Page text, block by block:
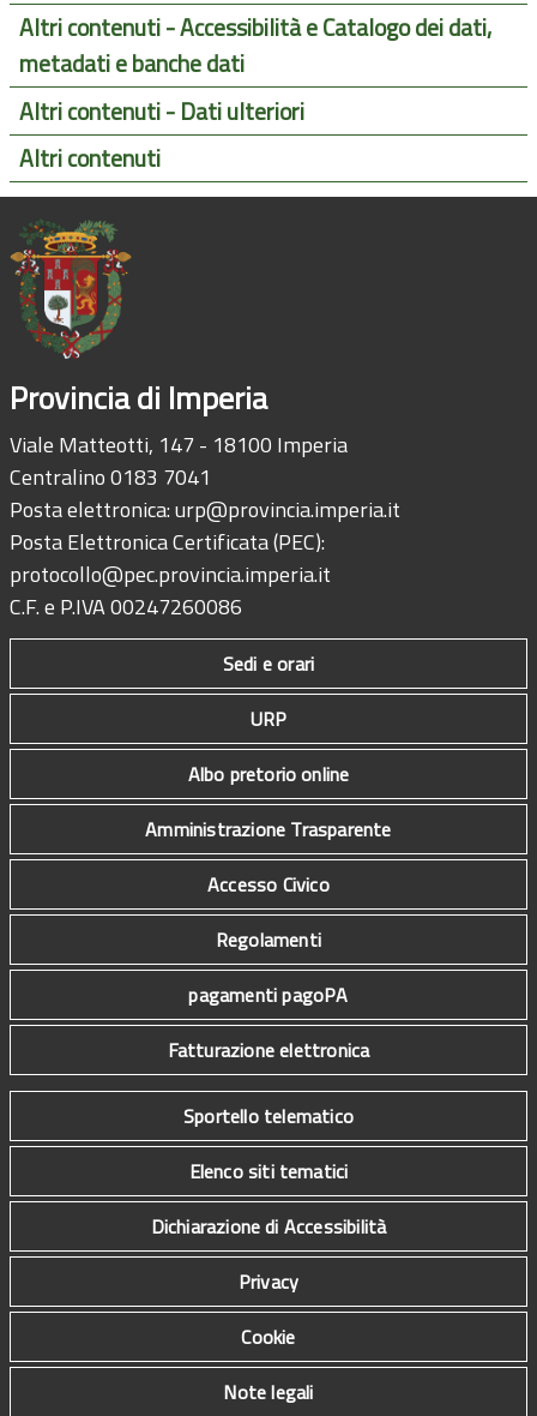
Altri contenuti - Accessibilità e Catalogo dei dati,
metadati e banche dati
Altri contenuti - Dati ulteriori
Altri contenuti
Provincia di Imperia
Viale Matteotti, 147 - 18100 Imperia
Centralino 0183 7041
Posta elettronica:urp@provincia.imperia.it
Posta Elettronica Certificata (PEC):
protocollo@pec.provincia.imperia.it
C.F. e P.IVA 00247260086
Sedi e orari
URP
Albo pretorio online
Amministrazione Trasparente
Accesso Civico
Regolamenti
pagamenti pagoPA
Fatturazione elettronica
Sportello telematico
Elenco siti tematici
Dichiarazione di Accessibilità
Privacy
Cookie
Note legali